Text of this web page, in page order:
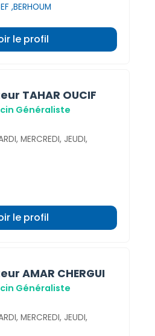
,BERHOUM
le profil
TAHAR OUCIF
Généraliste
MERCREDI, JEUDI,
le profil
AMAR CHERGUI
Généraliste
MERCREDI, JEUDI,